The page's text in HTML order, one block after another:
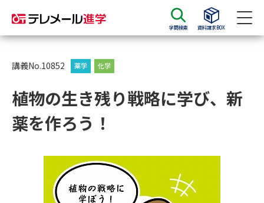
学問検索 資料請求BOX
資料請求
大学・短大の資料種類から請求
総合型選抜・学校推薦型選抜 募
募集要項＆願書
講義No.10852 薬学 化学
植物の生き残り戦略に学び、新
薬を作ろう！